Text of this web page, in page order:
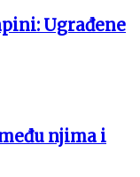
Ugrađene
njima i